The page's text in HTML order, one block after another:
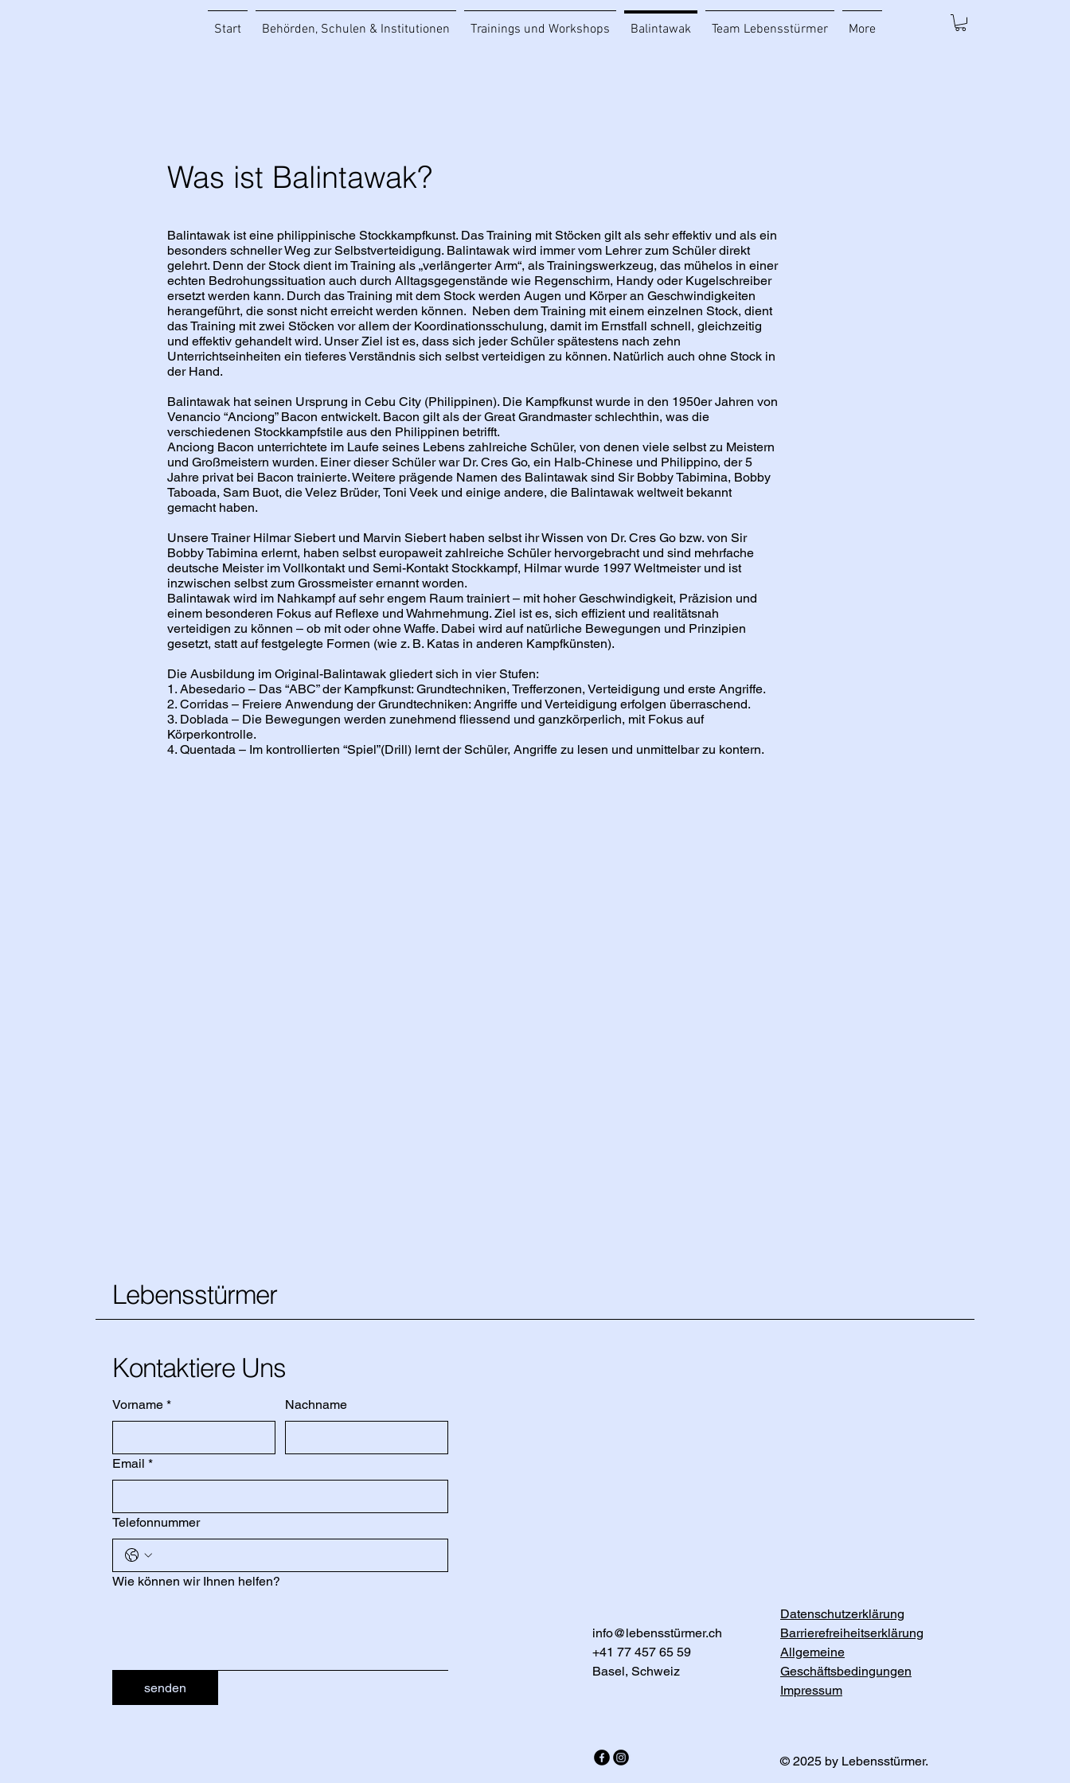
Start Behörden, Schulen & Institutionen Trainings und Workshops Balintawak Team Lebensstürmer More
Was ist Balintawak?
Balintawak ist eine philippinische Stockkampfkunst. Das Training mit Stöcken gilt als sehr effektiv und als ein
besonders schneller Weg zur Selbstverteidigung. Balintawak wird immer vom Lehrer zum Schüler direkt
gelehrt. Denn der Stock dient im Training als „verlängerter Arm“, als Trainingswerkzeug, das mühelos in einer
echten Bedrohungssituation auch durch Alltagsgegenstände wie Regenschirm, Handy oder Kugelschreiber
ersetzt werden kann. Durch das Training mit dem Stock werden Augen und Körper an Geschwindigkeiten
herangeführt, die sonst nicht erreicht werden können. Neben dem Training mit einem einzelnen Stock, dient
das Training mit zwei Stöcken vor allem der Koordinationsschulung, damit im Ernstfall schnell, gleichzeitig
und effektiv gehandelt wird. Unser Ziel ist es, dass sich jeder Schüler spätestens nach zehn
Unterrichtseinheiten ein tieferes Verständnis sich selbst verteidigen zu können. Natürlich auch ohne Stock in
der Hand.
Balintawak hat seinen Ursprung in Cebu City (Philippinen). Die Kampfkunst wurde in den 1950er Jahren von
Venancio “Anciong” Bacon entwickelt. Bacon gilt als der Great Grandmaster schlechthin, was die
verschiedenen Stockkampfstile aus den Philippinen betrifft.
Anciong Bacon unterrichtete im Laufe seines Lebens zahlreiche Schüler, von denen viele selbst zu Meistern
und Großmeistern wurden. Einer dieser Schüler war Dr. Cres Go, ein Halb-Chinese und Philippino, der 5
Jahre privat bei Bacon trainierte. Weitere prägende Namen des Balintawak sind Sir Bobby Tabimina, Bobby
Taboada, Sam Buot, die Velez Brüder, Toni Veek und einige andere, die Balintawak weltweit bekannt
gemacht haben.
Unsere Trainer Hilmar Siebert und Marvin Siebert haben selbst ihr Wissen von Dr. Cres Go bzw. von Sir
Bobby Tabimina erlernt, haben selbst europaweit zahlreiche Schüler hervorgebracht und sind mehrfache
deutsche Meister im Vollkontakt und Semi-Kontakt Stockkampf, Hilmar wurde 1997 Weltmeister und ist
inzwischen selbst zum Grossmeister ernannt worden.
Balintawak wird im Nahkampf auf sehr engem Raum trainiert – mit hoher Geschwindigkeit, Präzision und
einem besonderen Fokus auf Reflexe und Wahrnehmung. Ziel ist es, sich effizient und realitätsnah
verteidigen zu können – ob mit oder ohne Waffe. Dabei wird auf natürliche Bewegungen und Prinzipien
gesetzt, statt auf festgelegte Formen (wie z. B. Katas in anderen Kampfkünsten).
Die Ausbildung im Original-Balintawak gliedert sich in vier Stufen:
1.⁠ ⁠Abesedario – Das “ABC” der Kampfkunst: Grundtechniken, Trefferzonen, Verteidigung und erste Angriffe.
2.⁠ ⁠Corridas – Freiere Anwendung der Grundtechniken: Angriffe und Verteidigung erfolgen überraschend.
3.⁠ ⁠Doblada – Die Bewegungen werden zunehmend fliessend und ganzkörperlich, mit Fokus auf
Körperkontrolle.
4.⁠ ⁠Quentada – Im kontrollierten “Spiel”(Drill) lernt der Schüler, Angriffe zu lesen und unmittelbar zu kontern.
Lebensstürmer
Kontaktiere Uns
Vorname * Nachname
Email *
Telefonnummer
Wie können wir Ihnen helfen?
senden
info@lebensstürmer.ch
+41 77 457 65 59
Basel, Schweiz
Datenschutzerklärung
Barrierefreiheitserklärung
Allgemeine
Geschäftsbedingungen
Impressum
© 2025 by Lebensstürmer.